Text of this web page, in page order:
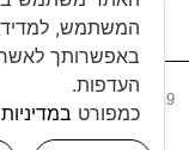
2019 © All rights reserved to The Naveh Shuster Group
המשתמש,
באפשרותך לאשר
העדפות.
כמפורט